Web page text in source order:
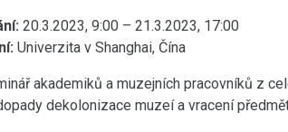
20.3.2023, 9:00 – 21.3.2023, 17:00
Univerzita v Shanghai, Čína
akademiků a muzejních pracovníků z
dekolonizace muzeí a vracení